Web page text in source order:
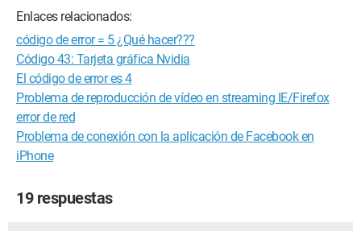
Enlaces relacionados:
código de error = 5 ¿Qué hacer???
Código 43: Tarjeta gráfica Nvidia
El código de error es 4
Problema de reproducción de vídeo en streaming IE/Firefox
error de red
Problema de conexión con la aplicación de Facebook en
iPhone
19 respuestas